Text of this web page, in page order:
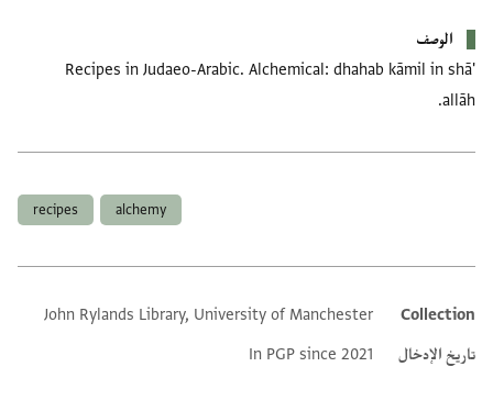
الوصف
Recipes in Judaeo-Arabic. Alchemical: dhahab kāmil in shā'
allāh.
alchemy
recipes
Additional metadata
Collection
John Rylands Library, University of Manchester
تاريخ الإدخال
In PGP since 2021